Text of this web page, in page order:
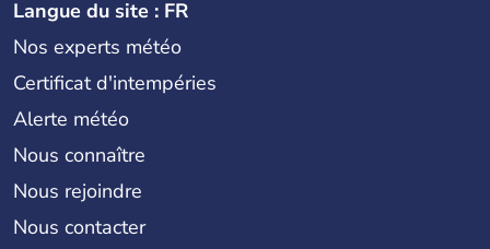
Langue du site : FR
Nos experts météo
Certificat d'intempéries
Alerte météo
Nous connaître
Nous rejoindre
Nous contacter